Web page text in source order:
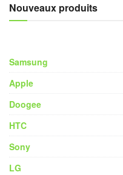
Nouveaux produits
Samsung
Apple
Doogee
HTC
Sony
LG